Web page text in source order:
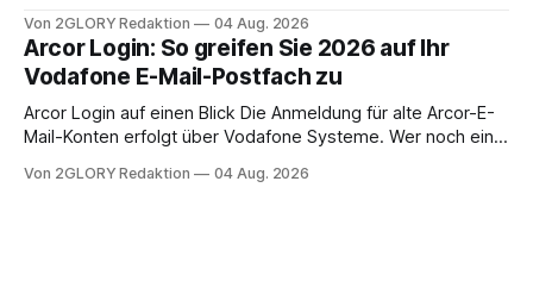
abwesenheiten und die gesamte kommunikation rund um
Ihr personal digital zu organisieren. In diesem Leitfaden
erfahren Sie alles, was Sie für einen reibungslosen Einstieg
brauchen, von der Registrierung
Von 2GLORY Redaktion 04 Aug. 2026
Arcor Login: So greifen Sie 2026 auf Ihr
Vodafone E-Mail-Postfach zu
Arcor Login auf einen Blick Die Anmeldung für alte Arcor-E-
Mail-Konten erfolgt über Vodafone Systeme. Wer noch eine
besitzt, loggt sich heute über das Vodafone E-Mail & Cloud
Von 2GLORY Redaktion 04 Aug. 2026